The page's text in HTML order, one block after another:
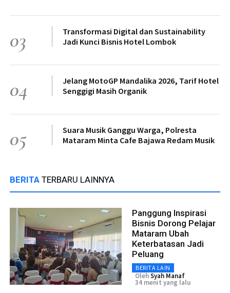
03
Transformasi Digital dan Sustainability
Jadi Kunci Bisnis Hotel Lombok
04
Jelang MotoGP Mandalika 2026, Tarif Hotel
Senggigi Masih Organik
05
Suara Musik Ganggu Warga, Polresta
Mataram Minta Cafe Bajawa Redam Musik
BERITA TERBARU LAINNYA
Panggung Inspirasi
Bisnis Dorong Pelajar
Mataram Ubah
Keterbatasan Jadi
Peluang
BERITA LAIN
OlehSyah Manaf
34 menit yang lalu